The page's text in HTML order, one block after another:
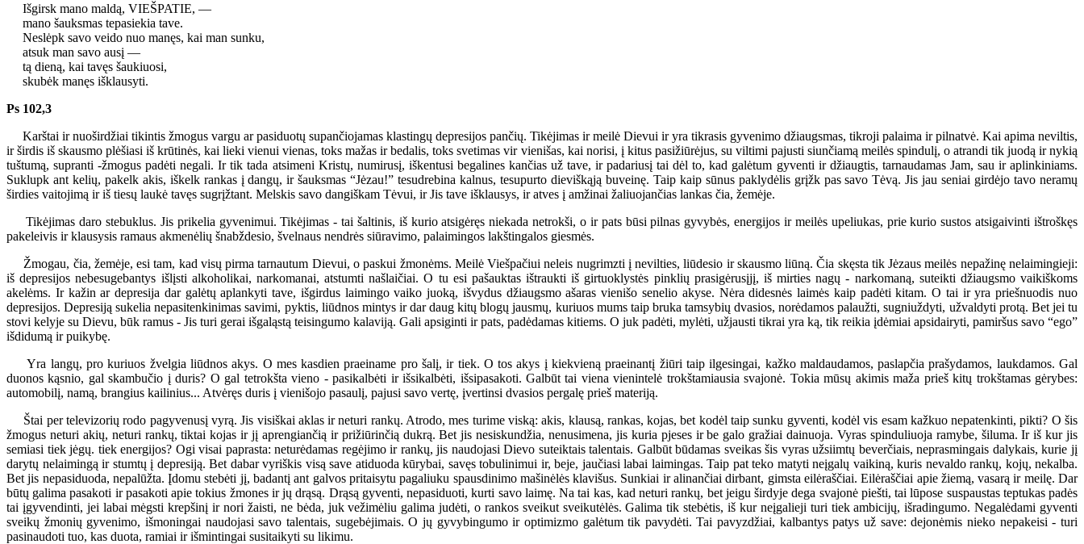
Išgirsk mano maldą, VIEŠPATIE, —
mano šauksmas tepasiekia tave.
Neslėpk savo veido nuo manęs, kai man sunku,
atsuk man savo ausį —
tą dieną, kai tavęs šaukiuosi,
skubėk manęs išklausyti.
Ps 102,3
Karštai ir nuoširdžiai tikintis žmogus vargu ar pasiduotų supančiojamas klastingų depresijos pančių. Tikėjimas ir meilė Dievui ir yra tikrasis gyvenimo džiaugsmas, tikroji palaima ir pilnatvė. Kai apima neviltis,
ir širdis iš skausmo plėšiasi iš krūtinės, kai lieki vienui vienas, toks mažas ir bedalis, toks svetimas vir vienišas, kai norisi, į kitus pasižiūrėjus, su viltimi pajusti siunčiamą meilės spindulį, o atrandi tik juodą ir nykią
tuštumą, supranti -žmogus padėti negali. Ir tik tada atsimeni Kristų, numirusį, iškentusi begalines kančias už tave, ir padariusį tai dėl to, kad galėtum gyventi ir džiaugtis, tarnaudamas Jam, sau ir aplinkiniams.
Suklupk ant kelių, pakelk akis, iškelk rankas į dangų, ir šauksmas “Jėzau!” tesudrebina kalnus, tesupurto dieviškąją buveinę. Taip kaip sūnus paklydėlis grįžk pas savo Tėvą. Jis jau seniai girdėjo tavo neramų
širdies vaitojimą ir iš tiesų laukė tavęs sugrįžtant. Melskis savo dangiškam Tėvui, ir Jis tave išklausys, ir atves į amžinai žaliuojančias lankas čia, žemėje.
Tikėjimas daro stebuklus. Jis prikelia gyvenimui. Tikėjimas - tai šaltinis, iš kurio atsigėręs niekada netrokši, o ir pats būsi pilnas gyvybės, energijos ir meilės upeliukas, prie kurio sustos atsigaivinti ištroškęs
pakeleivis ir klausysis ramaus akmenėlių šnabždesio, švelnaus nendrės siūravimo, palaimingos lakštingalos giesmės.
Žmogau, čia, žemėje, esi tam, kad visų pirma tarnautum Dievui, o paskui žmonėms. Meilė Viešpačiui neleis nugrimzti į nevilties, liūdesio ir skausmo liūną. Čia skęsta tik Jėzaus meilės nepažinę nelaimingieji:
iš depresijos nebesugebantys išlįsti alkoholikai, narkomanai, atstumti našlaičiai. O tu esi pašauktas ištraukti iš girtuoklystės pinklių prasigėrusįjį, iš mirties nagų - narkomaną, suteikti džiaugsmo vaikiškoms
akelėms. Ir kažin ar depresija dar galėtų aplankyti tave, išgirdus laimingo vaiko juoką, išvydus džiaugsmo ašaras vienišo senelio akyse. Nėra didesnės laimės kaip padėti kitam. O tai ir yra priešnuodis nuo
depresijos. Depresiją sukelia nepasitenkinimas savimi, pyktis, liūdnos mintys ir dar daug kitų blogų jausmų, kuriuos mums taip bruka tamsybių dvasios, norėdamos palaužti, sugniuždyti, užvaldyti protą. Bet jei tu
stovi kelyje su Dievu, būk ramus - Jis turi gerai išgaląstą teisingumo kalaviją. Gali apsiginti ir pats, padėdamas kitiems. O juk padėti, mylėti, užjausti tikrai yra ką, tik reikia įdėmiai apsidairyti, pamiršus savo “ego”
išdidumą ir puikybę.
Yra langų, pro kuriuos žvelgia liūdnos akys. O mes kasdien praeiname pro šalį, ir tiek. O tos akys į kiekvieną praeinantį žiūri taip ilgesingai, kažko maldaudamos, paslapčia prašydamos, laukdamos. Gal
duonos kąsnio, gal skambučio į duris? O gal tetrokšta vieno - pasikalbėti ir išsikalbėti, išsipasakoti. Galbūt tai viena vienintelė trokštamiausia svajonė. Tokia mūsų akimis maža prieš kitų trokštamas gėrybes:
automobilį, namą, brangius kailinius... Atvėręs duris į vienišojo pasaulį, pajusi savo vertę, įvertinsi dvasios pergalę prieš materiją.
Štai per televizorių rodo pagyvenusį vyrą. Jis visiškai aklas ir neturi rankų. Atrodo, mes turime viską: akis, klausą, rankas, kojas, bet kodėl taip sunku gyventi, kodėl vis esam kažkuo nepatenkinti, pikti? O šis
žmogus neturi akių, neturi rankų, tiktai kojas ir jį aprengiančią ir prižiūrinčią dukrą. Bet jis nesiskundžia, nenusimena, jis kuria pjeses ir be galo gražiai dainuoja. Vyras spinduliuoja ramybe, šiluma. Ir iš kur jis
semiasi tiek jėgų. tiek energijos? Ogi visai paprasta: neturėdamas regėjimo ir rankų, jis naudojasi Dievo suteiktais talentais. Galbūt būdamas sveikas šis vyras užsiimtų beverčiais, neprasmingais dalykais, kurie jį
darytų nelaimingą ir stumtų į depresiją. Bet dabar vyriškis visą save atiduoda kūrybai, savęs tobulinimui ir, beje, jaučiasi labai laimingas. Taip pat teko matyti neįgalų vaikiną, kuris nevaldo rankų, kojų, nekalba.
Bet jis nepasiduoda, nepalūžta. Įdomu stebėti jį, badantį ant galvos pritaisytu pagaliuku spausdinimo mašinėlės klavišus. Sunkiai ir alinančiai dirbant, gimsta eilėraščiai. Eilėraščiai apie žiemą, vasarą ir meilę. Dar
būtų galima pasakoti ir pasakoti apie tokius žmones ir jų drąsą. Drąsą gyventi, nepasiduoti, kurti savo laimę. Na tai kas, kad neturi rankų, bet jeigu širdyje dega svajonė piešti, tai lūpose suspaustas teptukas padės
tai įgyvendinti, jei labai mėgsti krepšinį ir nori žaisti, ne bėda, juk vežimėliu galima judėti, o rankos sveikut sveikutėlės. Galima tik stebėtis, iš kur neįgalieji turi tiek ambicijų, išradingumo. Negalėdami gyventi
sveikų žmonių gyvenimo, išmoningai naudojasi savo talentais, sugebėjimais. O jų gyvybingumo ir optimizmo galėtum tik pavydėti. Tai pavyzdžiai, kalbantys patys už save: dejonėmis nieko nepakeisi - turi
pasinaudoti tuo, kas duota, ramiai ir išmintingai susitaikyti su likimu.